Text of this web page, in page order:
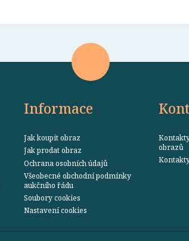
Informace
Jak koupit obraz
Jak prodat obraz
Ochrana osobních údajů
Všeobecné obchodní podmínky
aukčního řádu
Soubory cookies
Nastavení cookies
obrazů